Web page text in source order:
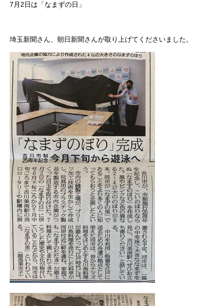
7月2日は「なまずの日」
埼玉新聞さん、朝日新聞さんが取り上げてくださいました。